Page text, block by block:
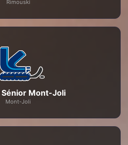
Rimouski
Sénior Mont-Joli
Mont-Joli